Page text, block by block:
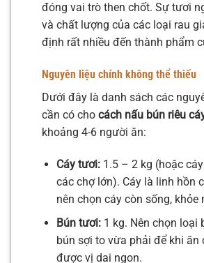
đóng vai trò then chốt. Sự tươi
và chất lượng của các loại rau
định rất nhiều đến thành phẩm
Nguyên liệu chính không thể thiếu
Dưới đây là danh sách các
cần có cho cách nấu bún riêu
khoảng 4-6 người ăn:
Cáy tươi:1.5 – 2 kg (hoặc
các chợ lớn). Cáy là linh hồn
nên chọn cáy còn sống, khỏe
Bún tươi:1 kg. Nên chọn loại
bún sợi to vừa phải để khi ăn
được vị dai ngon.